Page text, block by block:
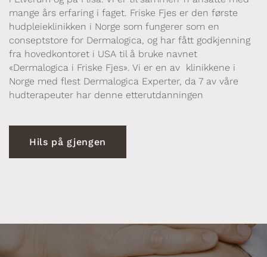
mange års erfaring i faget. Friske Fjes er den første
hudpleieklinikken i Norge som fungerer som en
conseptstore for Dermalogica, og har fått godkjenning
fra hovedkontoret i USA til å bruke navnet
«Dermalogica i Friske Fjes». Vi er en av klinikkene i
Norge med flest Dermalogica Experter, da 7 av våre
hudterapeuter har denne etterutdanningen
Hils på gjengen